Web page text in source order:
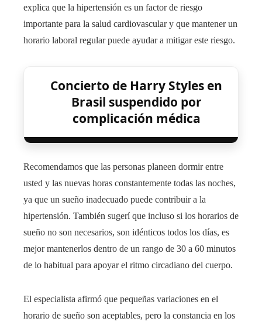
explica que la hipertensión es un factor de riesgo
importante para la salud cardiovascular y que mantener un
horario laboral regular puede ayudar a mitigar este riesgo.
Concierto de Harry Styles en
Brasil suspendido por
complicación médica
Recomendamos que las personas planeen dormir entre
usted y las nuevas horas constantemente todas las noches,
ya que un sueño inadecuado puede contribuir a la
hipertensión. También sugerí que incluso si los horarios de
sueño no son necesarios, son idénticos todos los días, es
mejor mantenerlos dentro de un rango de 30 a 60 minutos
de lo habitual para apoyar el ritmo circadiano del cuerpo.
El especialista afirmó que pequeñas variaciones en el
horario de sueño son aceptables, pero la constancia en los